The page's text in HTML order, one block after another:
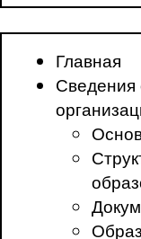
Главная
Сведения